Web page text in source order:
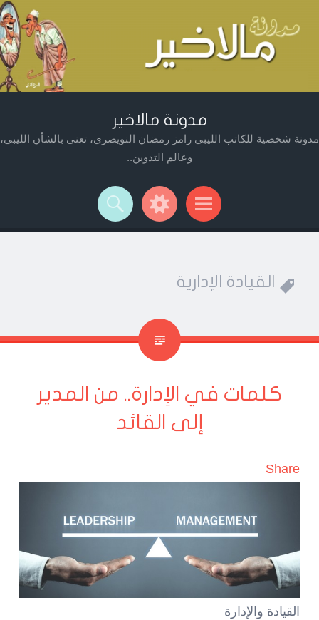
مدونة مالاخير
مدونة شخصية للكاتب الليبي رامز رمضان النويصري، تعنى بالشأن الليبي،
وعالم التدوين..
Menu
Widgets
Search
القيادة الإدارية
كلمات في الإدارة.. من المدير
إلى القائد
Share
القيادة والإدارة